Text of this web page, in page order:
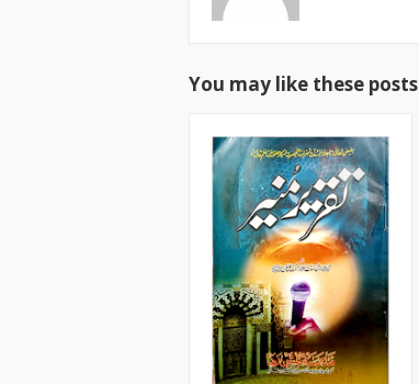
You may like these posts